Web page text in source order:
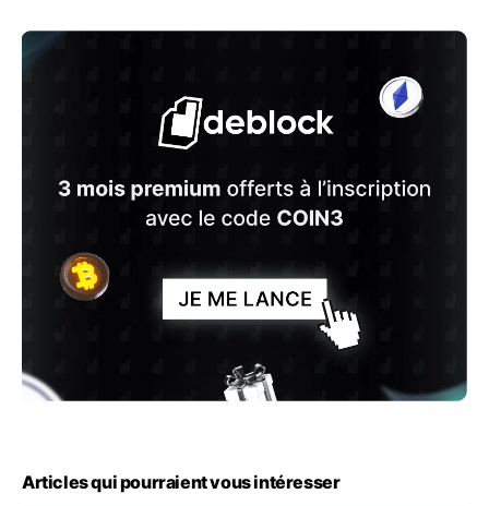
Articles qui pourraient vous intéresser